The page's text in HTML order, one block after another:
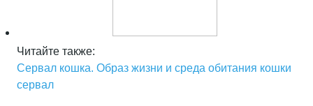
Читайте также:
Сервал кошка. Образ жизни и среда обитания кошки
сервал